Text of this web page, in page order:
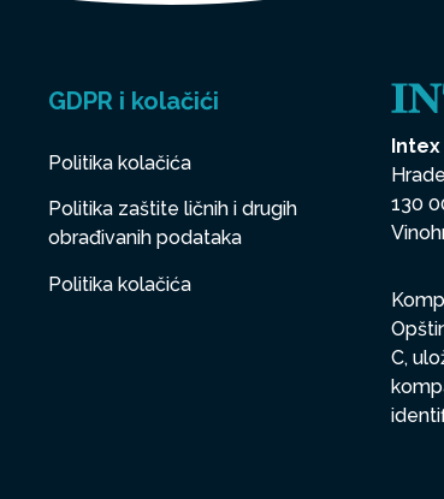
GDPR i kolačići
Politika kolačića
Politika zaštite ličnih i drugih
obrađivanih podataka
Politika kolačića
Intex
130
C,